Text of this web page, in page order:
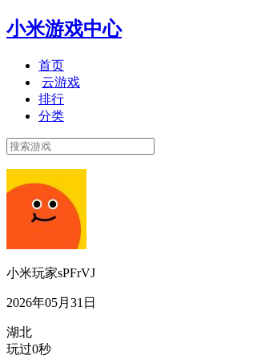
小米游戏中心
首页
云游戏
排行
分类
小米玩家sPFrVJ
2026年05月31日
湖北
玩过0秒